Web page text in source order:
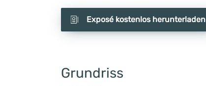
Exposé kostenlos herunterladen
Grundriss